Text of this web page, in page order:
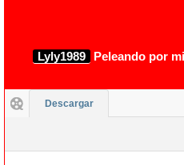
Lyly1989 Peleando por
Descargar